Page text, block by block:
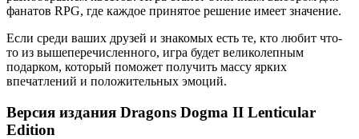
фанатов RPG, где каждое принятое решение имеет значение.
Если среди ваших друзей и знакомых есть те, кто любит что-
то из вышеперечисленного, игра будет великолепным
подарком, который поможет получить массу ярких
впечатлений и положительных эмоций.
Версия издания Dragons Dogma II Lenticular
Edition